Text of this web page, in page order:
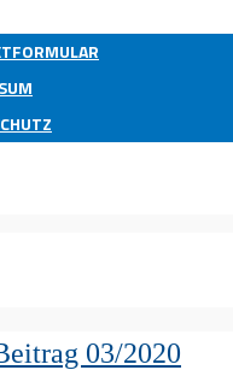
03/2020